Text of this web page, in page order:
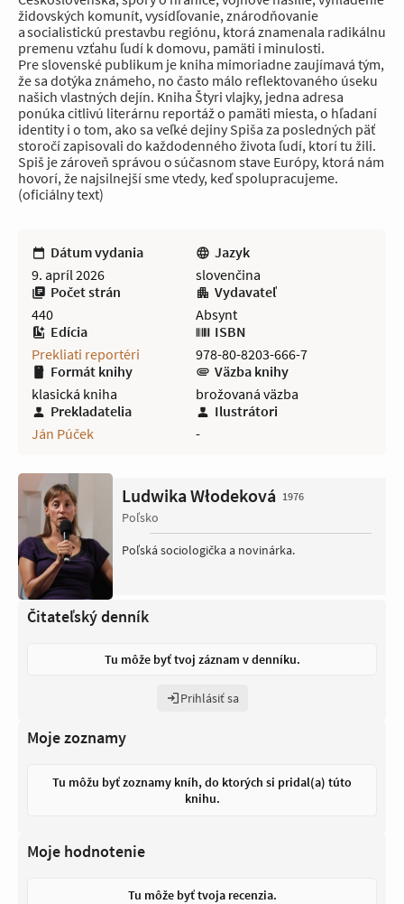
židovských komunít, vysídľovanie, znárodňovanie
a socialistickú prestavbu regiónu, ktorá znamenala radikálnu
premenu vzťahu ľudí k domovu, pamäti i minulosti.
Pre slovenské publikum je kniha mimoriadne zaujímavá tým,
že sa dotýka známeho, no často málo reflektovaného úseku
našich vlastných dejín. Kniha Štyri vlajky, jedna adresa
ponúka citlivú literárnu reportáž o pamäti miesta, o hľadaní
identity i o tom, ako sa veľké dejiny Spiša za posledných päť
storočí zapisovali do každodenného života ľudí, ktorí tu žili.
Spiš je zároveň správou o súčasnom stave Európy, ktorá nám
hovorí, že najsilnejší sme vtedy, keď spolupracujeme.
(oficiálny text)
Dátum vydania
9. apríl 2026
Jazyk
slovenčina
Počet strán
440
Vydavateľ
Absynt
Edícia
Prekliati reportéri
ISBN
978-80-8203-666-7
Formát knihy
klasická kniha
Väzba knihy
brožovaná väzba
Prekladatelia
Ján Púček
Ilustrátori
-
Ludwika Włodeková 1976
Poľsko
Poľská sociologička a novinárka.
Čitateľský denník
Tu môže byť tvoj záznam v denníku.
Prihlásiť sa
Moje zoznamy
Tu môžu byť zoznamy kníh, do ktorých si pridal(a) túto
knihu.
Moje hodnotenie
Tu môže byť tvoja recenzia.